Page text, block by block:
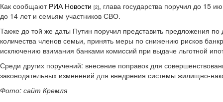
Как сообщают РИА Новости [2], глава государства поручил до 15
до 14 лет и семьям участников СВО.
Также до той же даты Путин поручил представить предложения
количества членов семьи, принять меры по снижению рисков
исключению взимания банками комиссий при выдаче льготной
Среди других поручений: внесение поправок для
законодательных изменений для внедрения системы жилищно-
Фото: сайт Кремля